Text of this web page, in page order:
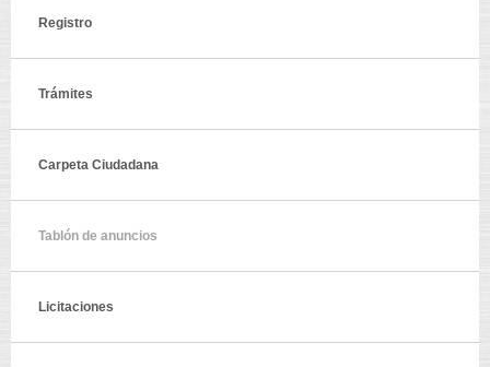
Registro
Trámites
Carpeta Ciudadana
Tablón de anuncios
Licitaciones